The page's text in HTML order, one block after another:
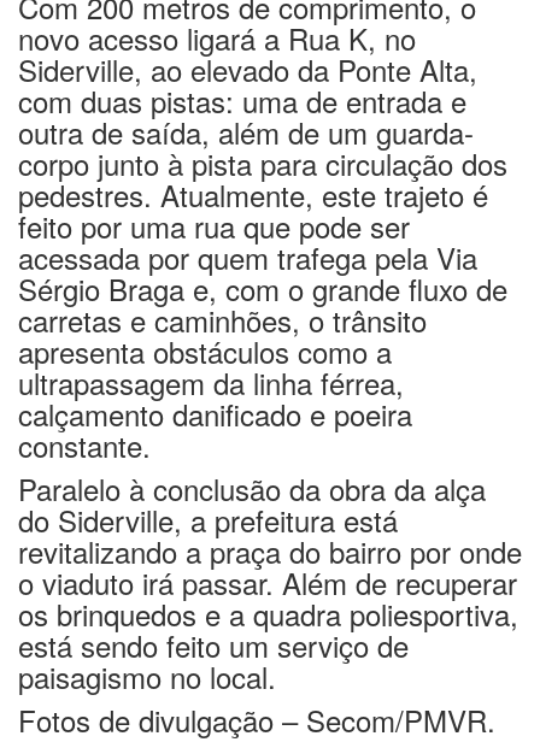
novo acesso ligará a Rua K, no
Siderville, ao elevado da Ponte Alta,
com duas pistas: uma de entrada e
outra de saída, além de um guarda-
corpo junto à pista para circulação dos
pedestres. Atualmente, este trajeto é
feito por uma rua que pode ser
acessada por quem trafega pela Via
Sérgio Braga e, com o grande fluxo de
carretas e caminhões, o trânsito
apresenta obstáculos como a
ultrapassagem da linha férrea,
calçamento danificado e poeira
constante.
Paralelo à conclusão da obra da alça
do Siderville, a prefeitura está
revitalizando a praça do bairro por onde
o viaduto irá passar. Além de recuperar
os brinquedos e a quadra poliesportiva,
está sendo feito um serviço de
paisagismo no local.
Fotos de divulgação – Secom/PMVR.